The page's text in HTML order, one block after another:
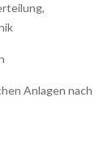
Anlagen nach